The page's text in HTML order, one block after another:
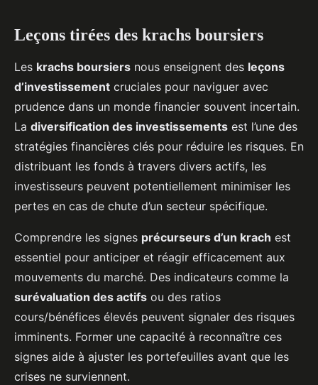
Leçons tirées des krachs boursiers
Les krachs boursiers nous enseignent des leçons
d’investissement cruciales pour naviguer avec
prudence dans un monde financier souvent incertain.
La diversification des investissements est l’une des
stratégies financières clés pour réduire les risques. En
distribuant les fonds à travers divers actifs, les
investisseurs peuvent potentiellement minimiser les
pertes en cas de chute d’un secteur spécifique.
Comprendre les signes précurseurs d’un krach est
essentiel pour anticiper et réagir efficacement aux
mouvements du marché. Des indicateurs comme la
surévaluation des actifs ou des ratios
cours/bénéfices élevés peuvent signaler des risques
imminents. Former une capacité à reconnaître ces
signes aide à ajuster les portefeuilles avant que les
crises ne surviennent.